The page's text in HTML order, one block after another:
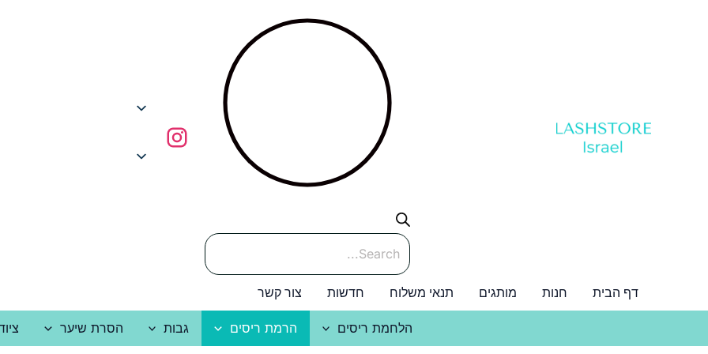
Products
search
דף הבית חנות מותגים תנאי משלוח חדשות צור קשר
הלחמת ריסים הרמת ריסים גבות הסרת שיער